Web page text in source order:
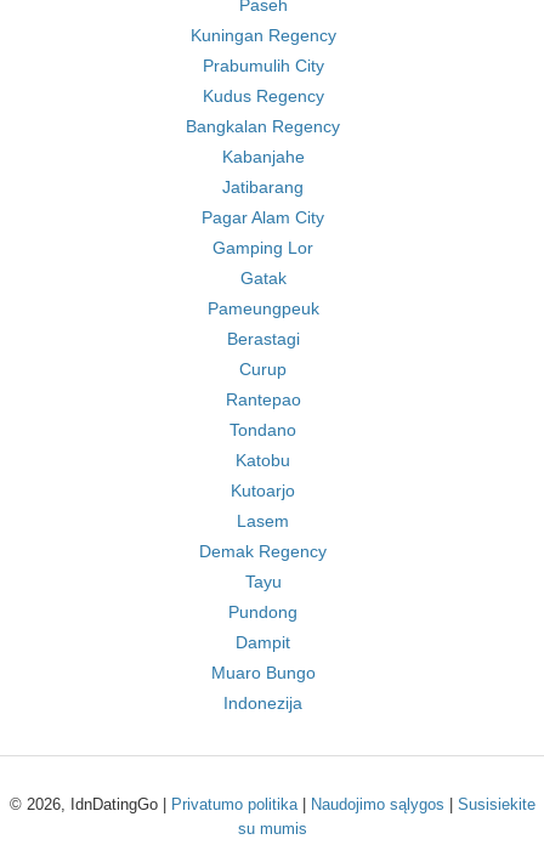
Paseh
Kuningan Regency
Prabumulih City
Kudus Regency
Bangkalan Regency
Kabanjahe
Jatibarang
Pagar Alam City
Gamping Lor
Gatak
Pameungpeuk
Berastagi
Curup
Rantepao
Tondano
Katobu
Kutoarjo
Lasem
Demak Regency
Tayu
Pundong
Dampit
Muaro Bungo
Indonezija
© 2026, IdnDatingGo | Privatumo politika| Naudojimo sąlygos
Susisiekite
su mumis